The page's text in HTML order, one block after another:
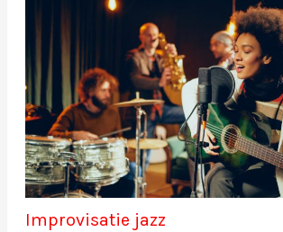
Improvisatie jazz